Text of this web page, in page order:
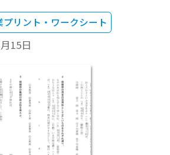
プリント・ワークシート
15日